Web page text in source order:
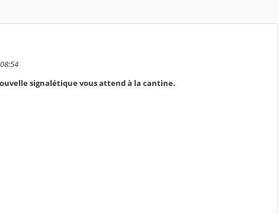
signalétique vous attend à la cantine.